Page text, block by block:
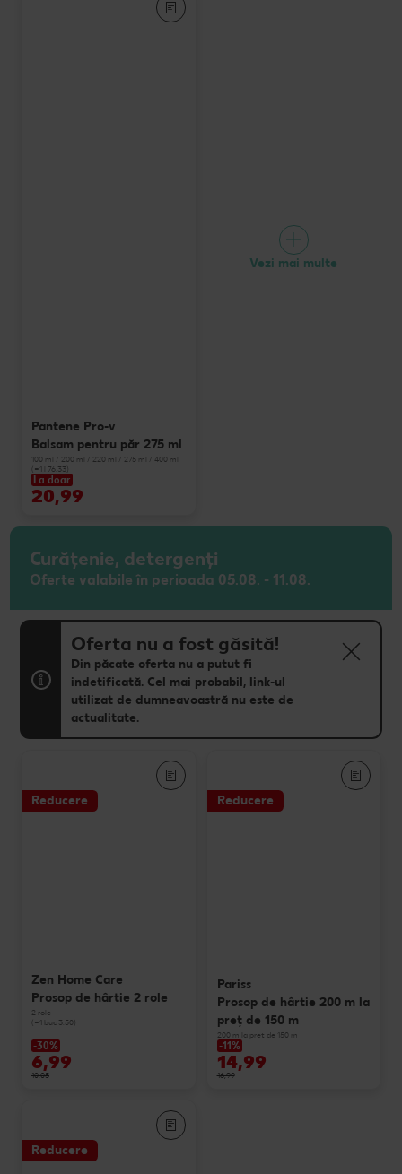
Pantene Pro-v
Balsam pentru păr 275 ml
100 ml / 200 ml / 220 ml / 275 ml / 400 ml
(=1 l 76.33)
La doar
20,99
Vezi mai multe
Curățenie, detergenți
Oferte valabile în perioada 05.08. - 11.08.
Oferta nu a fost găsită!
Din păcate oferta nu a putut fi
indetificată. Cel mai probabil, link-ul
utilizat de dumneavoastră nu este de
actualitate.
Reducere
Zen Home Care
Prosop de hârtie 2 role
2 role
(=1 buc 3.50)
-30%
6,99
10,05
Reducere
Pariss
Prosop de hârtie 200 m la
preț de 150 m
200 m la preț de 150 m
-11%
14,99
16,99
Reducere